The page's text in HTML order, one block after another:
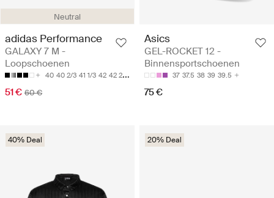
Neutral
adidas Performance
GALAXY 7 M -
Loopschoenen
40 40 2/3 41 1/3 42 42 2/3
51 € 60 €
Asics
GEL-ROCKET 12 -
Binnensportschoenen
37 37.5 38 39 39.5
75 €
40% Deal 20% Deal